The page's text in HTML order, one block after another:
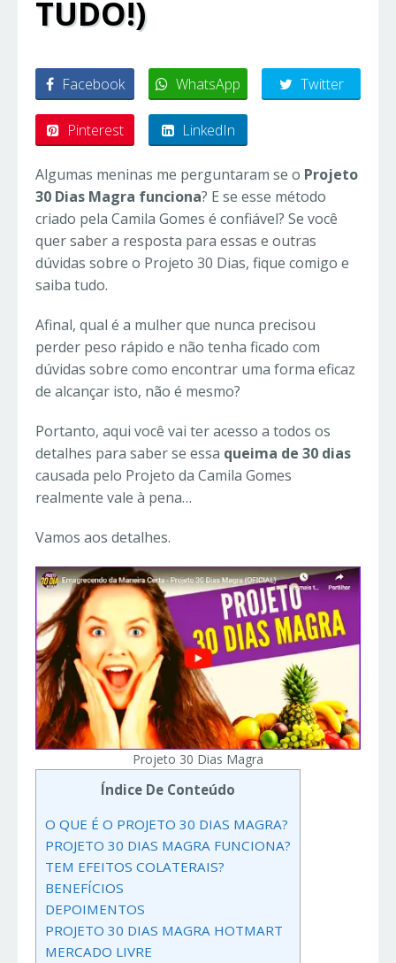
TUDO!)
Facebook WhatsApp Twitter
Pinterest LinkedIn
Algumas meninas me perguntaram se o Projeto
30 Dias Magra funciona? E se esse método
criado pela Camila Gomes é confiável? Se você
quer saber a resposta para essas e outras
dúvidas sobre o Projeto 30 Dias, fique comigo e
saiba tudo.
Afinal, qual é a mulher que nunca precisou
perder peso rápido e não tenha ficado com
dúvidas sobre como encontrar uma forma eficaz
de alcançar isto, não é mesmo?
Portanto, aqui você vai ter acesso a todos os
detalhes para saber se essa queima de 30 dias
causada pelo Projeto da Camila Gomes
realmente vale à pena…
Vamos aos detalhes.
Projeto 30 Dias Magra
Índice De Conteúdo
O QUE É O PROJETO 30 DIAS MAGRA?
PROJETO 30 DIAS MAGRA FUNCIONA?
TEM EFEITOS COLATERAIS?
BENEFÍCIOS
DEPOIMENTOS
PROJETO 30 DIAS MAGRA HOTMART
MERCADO LIVRE